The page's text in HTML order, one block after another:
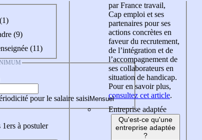
(9)
(11)
pour le salaire saisi
à postuler
par France travail,
Cap emploi et ses
partenaires pour ses
actions concrètes en
faveur du recrutement,
de l’intégration et de
l’accompagnement de
ses collaborateurs en
situation de handicap.
Pour en savoir plus,
consultez cet article.
Entreprise adaptée
Qu'est-ce qu'une
entreprise adaptée
?